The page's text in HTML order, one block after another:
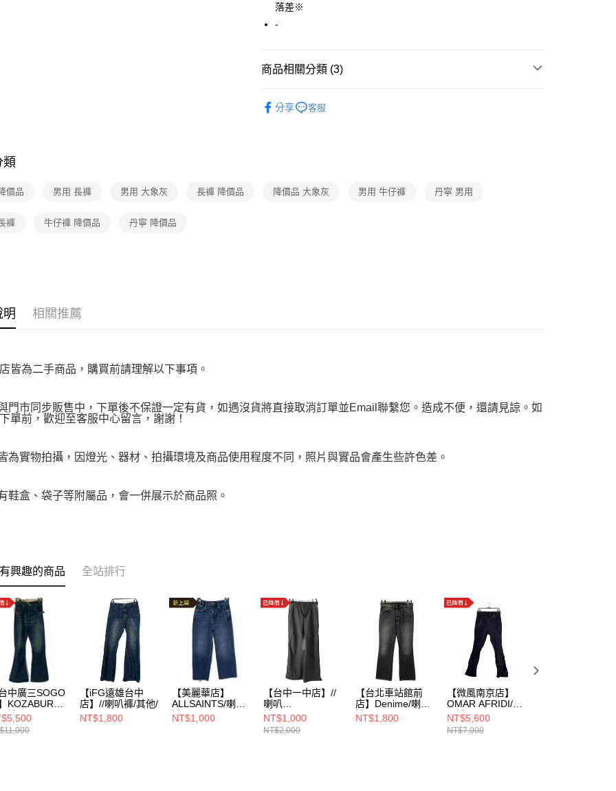
【「AFTEE先享後付」結帳流程】
／ATM／網路銀行／等多元方式進行付款，方視為交易完成。
先享後付繳納相關費用。
交易，需依本服務之必要範圍內提供個人資料，並將交易相關給付款項請
7-11取貨付款
付款後7-11取貨
落差※
-
商品相關分類 (3)
分享 客服
類
價品 男用 長褲 男用 大象灰 長褲 降價品 降價品 大象灰 男用 牛仔褲 丹寧 男用
褲 牛仔褲 降價品 丹寧 降價品
明 相關推薦
皆為二手商品，購買前請理解以下事項。
門市同步販售中，下單後不保證一定有貨，如遇沒貨將直接取消訂單並Email聯繫您。造成不便，還請見諒。如
單前，歡迎至客服中心留言，謝謝！
為實物拍攝，因燈光、器材、拍攝環境及商品使用程度不同，照片與實品會產生些許色差。
鞋盒、袋子等附屬品，會一併展示於商品照。
興趣的商品 全站排行
中廣三SOGO
KOZABURO/
褲/2/
【iFG遠雄台中
店】//喇叭褲/其他/
NT$1,800
【美麗華店】
ALLSAINTS/喇叭
褲/26/as339953r
NT$1,000
【台中一中店】//
喇叭
褲/XL/NZ22Q213-
1PT
NT$1,000
NT$2,000
【台北車站館前
店】Denime/喇叭
褲/31/
NT$1,800
【微風南京店】
OMAR AFRIDI/喇
叭褲/44/OA-SS23-
TRS-109-01
NT$5,600
NT$7,000